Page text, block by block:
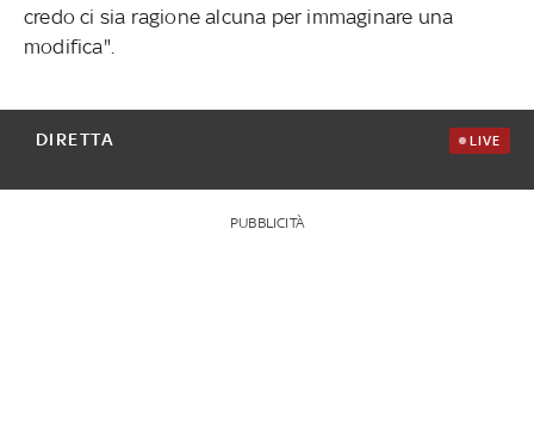
credo ci sia ragione alcuna per immaginare una
modifica".
DIRETTA LIVE
PUBBLICITÀ